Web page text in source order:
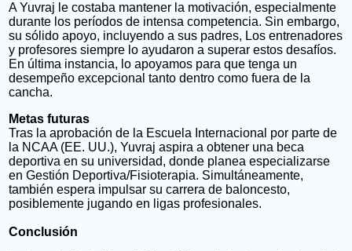
A Yuvraj le costaba mantener la motivación, especialmente
durante los períodos de intensa competencia. Sin embargo,
su sólido apoyo, incluyendo a sus padres, Los entrenadores
y profesores siempre lo ayudaron a superar estos desafíos.
En última instancia, lo apoyamos para que tenga un
desempeño excepcional tanto dentro como fuera de la
cancha.
Metas futuras
Tras la aprobación de la Escuela Internacional por parte de
la NCAA (EE. UU.), Yuvraj aspira a obtener una beca
deportiva en su universidad, donde planea especializarse
en Gestión Deportiva/Fisioterapia. Simultáneamente,
también espera impulsar su carrera de baloncesto,
posiblemente jugando en ligas profesionales.
Conclusión